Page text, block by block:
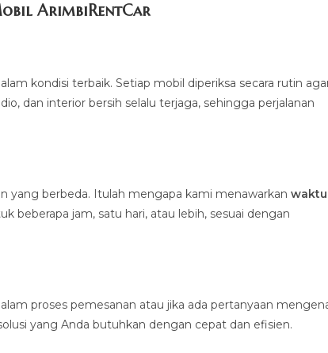
ArimbiRentCar
kondisi terbaik. Setiap mobil diperiksa secara rutin
dan interior bersih selalu terjaga, sehingga perjalanan
yang berbeda. Itulah mengapa kami menawarkan waktu
beberapa jam, satu hari, atau lebih, sesuai dengan
proses pemesanan atau jika ada pertanyaan
yang Anda butuhkan dengan cepat dan efisien.